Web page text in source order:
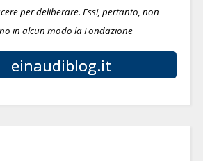
per deliberare. Essi, pertanto, non
in alcun modo la Fondazione
einaudiblog.it